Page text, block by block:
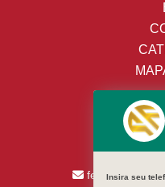
(19)
(19)
Insira seu